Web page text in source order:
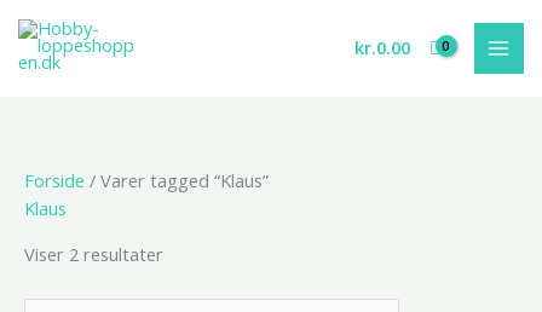
indholdet
kr.0.00
Forside / Varer tagged “Klaus”
Klaus
Viser 2 resultater